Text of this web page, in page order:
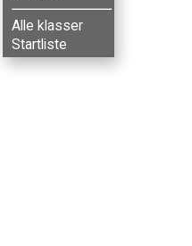
Alle klasser
Startliste